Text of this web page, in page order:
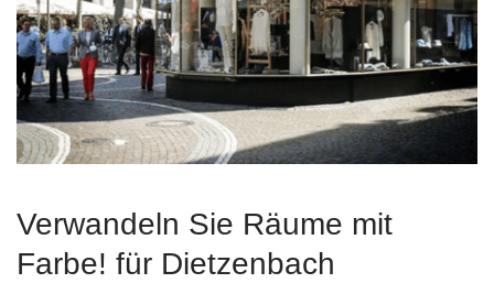
Verwandeln Sie Räume mit
Farbe! für Dietzenbach